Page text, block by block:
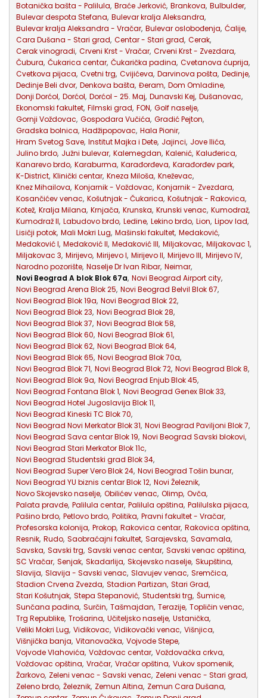
Botanička bašta - Palilula, Braće Jerković, Brankova, Bulbulder,
Bulevar despota Stefana, Bulevar kralja Aleksandra,
Bulevar kralja Aleksandra - Vračar, Bulevar oslobođenja, Ćalije,
Cara Dušana - Stari grad, Centar - Stari grad, Cerak,
Cerak vinogradi, Crveni Krst - Vračar, Crveni Krst - Zvezdara,
Čubura, Čukarica centar, Čukarička padina, Cvetanova ćuprija,
Cvetkova pijaca, Cvetni trg, Cvijićeva, Darvinova pošta, Dedinje,
Dedinje Beli dvor, Denkova bašta, Đeram, Dom Omladine,
Donji Dorćol, Dorćol, Dorćol - 25. Maj, Dunavski Kej, Dušanovac,
Ekonomski fakultet, Filmski grad, FON, Golf naselje,
Gornji Voždovac, Gospodara Vučića, Gradić Pejton,
Gradska bolnica, Hadžipopovac, Hala Pionir,
Hram Svetog Save, Institut Majka i Dete, Jajinci, Jove Ilića,
Julino brdo, Južni bulevar, Kalemegdan, Kalenić, Kaluđerica,
Kanarevo brdo, Karaburma, Karađorđeva, Karađorđev park,
K-District, Klinički centar, Kneza Miloša, Kneževac,
Knez Mihailova, Konjarnik - Voždovac, Konjarnik - Zvezdara,
Kosančićev venac, Košutnjak - Čukarica, Košutnjak - Rakovica,
Kotež, Kralja Milana, Krnjača, Krunska, Krunski venac, Kumodraž,
Kumodraž II, Labudovo brdo, Ledine, Lekino brdo, Lion, Lipov lad,
Lisičji potok, Mali Mokri Lug, Mašinski fakultet, Medaković,
Medaković I, Medaković II, Medaković III, Miljakovac, Miljakovac 1,
Miljakovac 3, Mirijevo, Mirijevo I, Mirijevo II, Mirijevo III, Mirijevo IV,
Narodno pozorište, Naselje Dr Ivan Ribar, Neimar,
Novi Beograd A blok Blok 67a, Novi Beograd Airport city,
Novi Beograd Arena Blok 25, Novi Beograd Belvil Blok 67,
Novi Beograd Blok 19a, Novi Beograd Blok 22,
Novi Beograd Blok 23, Novi Beograd Blok 28,
Novi Beograd Blok 37, Novi Beograd Blok 58,
Novi Beograd Blok 60, Novi Beograd Blok 61,
Novi Beograd Blok 62, Novi Beograd Blok 64,
Novi Beograd Blok 65, Novi Beograd Blok 70a,
Novi Beograd Blok 71, Novi Beograd Blok 72, Novi Beograd Blok 8,
Novi Beograd Blok 9a, Novi Beograd Enjub Blok 45,
Novi Beograd Fontana Blok 1, Novi Beograd Genex Blok 33,
Novi Beograd Hotel Jugoslavija Blok 11,
Novi Beograd Kineski TC Blok 70,
Novi Beograd Novi Merkator Blok 31, Novi Beograd Paviljoni Blok 7,
Novi Beograd Sava centar Blok 19, Novi Beograd Savski blokovi,
Novi Beograd Stari Merkator Blok 11c,
Novi Beograd Studentski grad Blok 34,
Novi Beograd Super Vero Blok 24, Novi Beograd Tošin bunar,
Novi Beograd YU biznis centar Blok 12, Novi Železnik,
Novo Skojevsko naselje, Obilićev venac, Olimp, Ovča,
Palata pravde, Palilula centar, Palilula opština, Palilulska pijaca,
Pašino brdo, Petlovo brdo, Politika, Pravni fakultet - Vračar,
Profesorska kolonija, Prokop, Rakovica centar, Rakovica opština,
Resnik, Rudo, Saobraćajni fakultet, Sarajevska, Savamala,
Savska, Savski trg, Savski venac centar, Savski venac opština,
SC Vračar, Senjak, Skadarlija, Skojevsko naselje, Skupština,
Slavija, Slavija - Savski venac, Slavujev venac, Sremčica,
Stadion Crvena Zvezda, Stadion Partizan, Stari Grad,
Stari Košutnjak, Stepa Stepanović, Studentski trg, Šumice,
Sunčana padina, Surčin, Tašmajdan, Terazije, Topličin venac,
Trg Republike, Trošarina, Učiteljsko naselje, Ustanička,
Veliki Mokri Lug, Vidikovac, Vidikovački venac, Višnjica,
Višnjička banja, Vitanovačka, Vojvode Stepe,
Vojvode Vlahovića, Voždovac centar, Voždovačka crkva,
Voždovac opština, Vračar, Vračar opština, Vukov spomenik,
Žarkovo, Zeleni venac - Savski venac, Zeleni venac - Stari grad,
Zeleno brdo, Železnik, Zemun Altina, Zemun Cara Dušana,